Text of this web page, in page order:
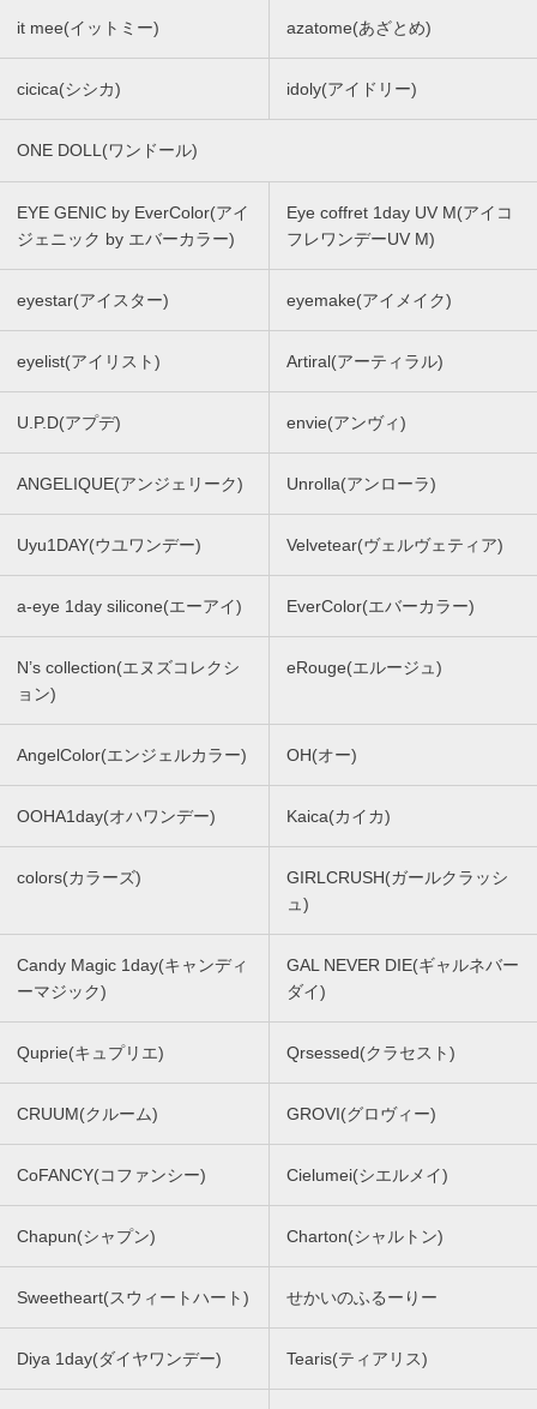
it mee(イットミー) azatome(あざとめ)
cicica(シシカ) idoly(アイドリー)
ONE DOLL(ワンドール)
EYE GENIC by EverColor(アイ
ジェニック by エバーカラー)
Eye coffret 1day UV M(アイコ
フレワンデーUV M)
eyestar(アイスター) eyemake(アイメイク)
eyelist(アイリスト) Artiral(アーティラル)
U.P.D(アプデ) envie(アンヴィ)
ANGELIQUE(アンジェリーク) Unrolla(アンローラ)
Uyu1DAY(ウユワンデー) Velvetear(ヴェルヴェティア)
a-eye 1day silicone(エーアイ) EverColor(エバーカラー)
N’s collection(エヌズコレクシ
ョン)
eRouge(エルージュ)
AngelColor(エンジェルカラー) OH(オー)
OOHA1day(オハワンデー) Kaica(カイカ)
colors(カラーズ)
GIRLCRUSH(ガールクラッシ
ュ)
Candy Magic 1day(キャンディ
ーマジック)
GAL NEVER DIE(ギャルネバー
ダイ)
Quprie(キュプリエ) Qrsessed(クラセスト)
CRUUM(クルーム) GROVI(グロヴィー)
CoFANCY(コファンシー) Cielumei(シエルメイ)
Chapun(シャプン) Charton(シャルトン)
Sweetheart(スウィートハート) せかいのふるーりー
Diya 1day(ダイヤワンデー) Tearis(ティアリス)